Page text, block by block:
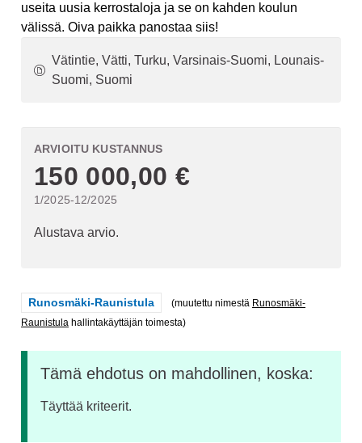
useita uusia kerrostaloja ja se on kahden koulun
välissä. Oiva paikka panostaa siis!
Vätintie, Vätti, Turku, Varsinais-Suomi, Lounais-
Suomi, Suomi
ARVIOITU KUSTANNUS
150 000,00 €
1/2025-12/2025
Alustava arvio.
Rajaa tulokset teeman mukaan: Runosmäki-Raunistula
Runosmäki-Raunistula (muutettu nimestä Runosmäki-
Raunistula hallintakäyttäjän toimesta)
Tämä ehdotus on mahdollinen, koska:
Täyttää kriteerit.